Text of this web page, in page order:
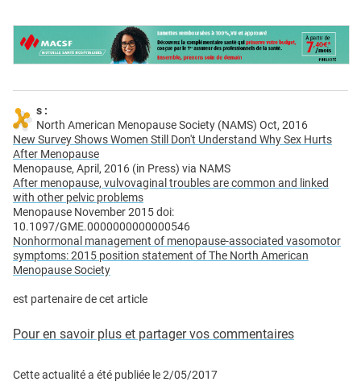
s :
North American Menopause Society (NAMS) Oct, 2016
New Survey Shows Women Still Don't Understand Why Sex Hurts
After Menopause
Menopause, April, 2016 (in Press) via NAMS
After menopause, vulvovaginal troubles are common and linked
with other pelvic problems
Menopause November 2015 doi:
10.1097/GME.0000000000000546
Nonhormonal management of menopause-associated vasomotor
symptoms: 2015 position statement of The North American
Menopause Society
est partenaire de cet article
Pour en savoir plus et partager vos commentaires
Cette actualité a été publiée le2/05/2017